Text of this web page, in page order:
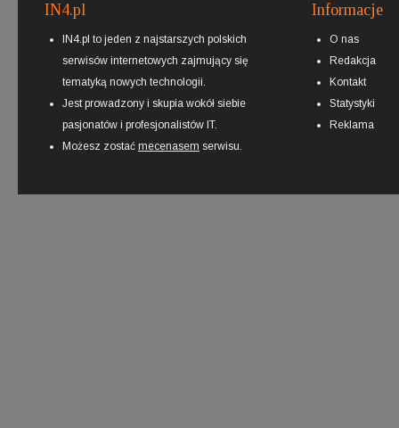
IN4.pl
IN4.pl to jeden z najstarszych polskich
serwisów internetowych zajmujący się
tematyką nowych technologii.
Jest prowadzony i skupia wokół siebie
pasjonatów i profesjonalistów IT.
Możesz zostać mecenasem serwisu.
Informacje
O nas
Redakcja
Kontakt
Statystyki
Reklama